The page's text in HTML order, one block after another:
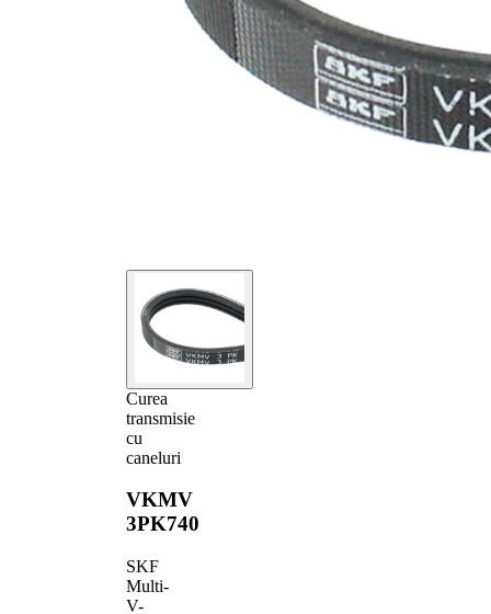
Curea
transmisie
cu
caneluri
VKMV
3PK740
SKF
Multi-
V-